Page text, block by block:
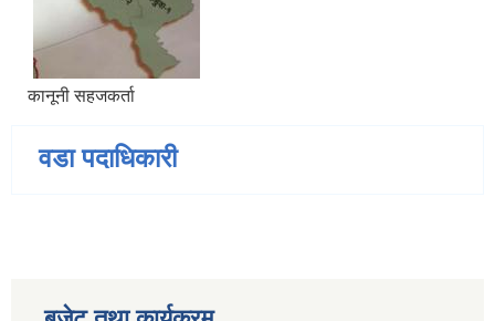
कानूनी सहजकर्ता
वडा पदाधिकारी